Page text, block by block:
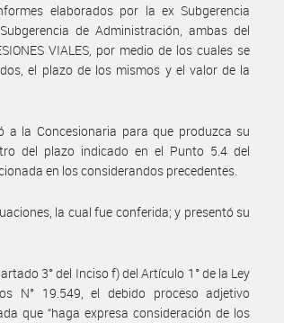
elaborados por la ex Subgerencia
de Administración, ambas del
VIALES, por medio de los cuales se
el plazo de los mismos y el valor de la
la Concesionaria para que produzca su
del plazo indicado en el Punto 5.4 del
en los considerandos precedentes.
la cual fue conferida; y presentó su
3° del Inciso f) del Artículo 1° de la Ley
N° 19.549, el debido proceso adjetivo
que “haga expresa consideración de los